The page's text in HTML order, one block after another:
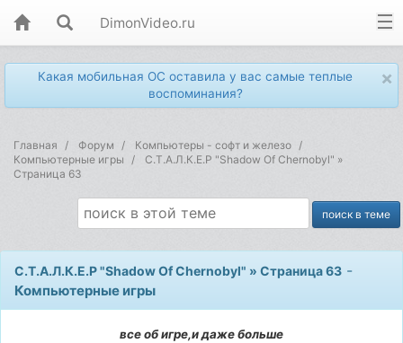
DimonVideo.ru
×
Какая мобильная ОС оставила у вас самые теплые
воспоминания?
Главная Форум
Компьютеры - софт и железо
Компьютерные игры
С.Т.А.Л.К.Е.Р "Shadow Of Chernobyl" »
Страница 63
С.Т.А.Л.К.Е.Р "Shadow Of Chernobyl" » Страница 63 -
Компьютерные игры
все об игре,и даже больше